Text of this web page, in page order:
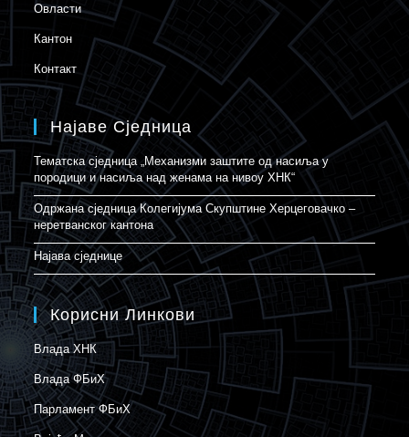
Овласти
Кантон
Контакт
Најаве Сједница
Тематска сједница „Механизми заштите од насиља у
породици и насиља над женама на нивоу ХНК“
Одржана сједница Колегијума Скупштине Херцеговачко –
неретванског кантона
Најава сједнице
Корисни Линкови
Влада ХНК
Влада ФБиХ
Парламент ФБиХ